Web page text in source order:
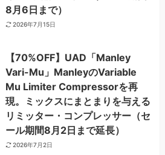
8月6日まで）
2026年7月15日
【70%OFF】UAD「Manley
Vari-Mu」ManleyのVariable
Mu Limiter Compressorを再
現。ミックスにまとまりを与える
リミッター・コンプレッサー（セ
ール期間8月2日まで延長）
2026年7月2日